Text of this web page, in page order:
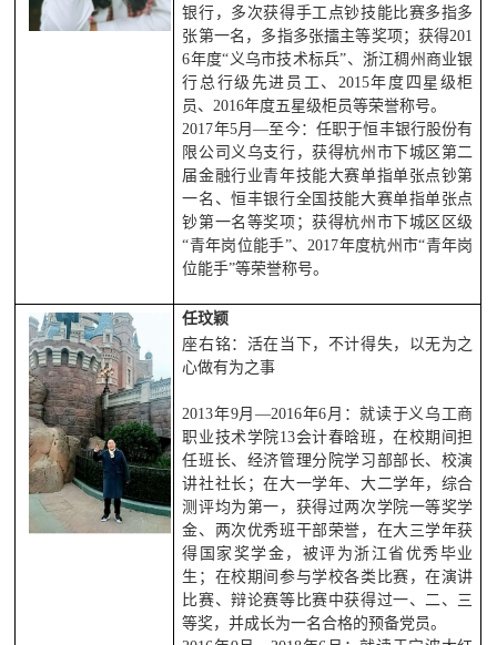
银行，多次获得手工点钞技能比赛多指多
张第一名，多指多张擂主等奖项；获得201
6年度“义乌市技术标兵”、浙江稠州商业银
行总行级先进员工、2015年度四星级柜
员、2016年度五星级柜员等荣誉称号。
2017年5月—至今：任职于恒丰银行股份有
限公司义乌支行，获得杭州市下城区第二
届金融行业青年技能大赛单指单张点钞第
一名、恒丰银行全国技能大赛单指单张点
钞第一名等奖项；获得杭州市下城区区级
“青年岗位能手”、2017年度杭州市“青年岗
位能手”等荣誉称号。
任玟颖
座右铭：活在当下，不计得失，以无为之
心做有为之事
2013年9月—2016年6月：就读于义乌工商
职业技术学院13会计春晗班，在校期间担
任班长、经济管理分院学习部部长、校演
讲社社长；在大一学年、大二学年，综合
测评均为第一，获得过两次学院一等奖学
金、两次优秀班干部荣誉，在大三学年获
得国家奖学金，被评为浙江省优秀毕业
生；在校期间参与学校各类比赛，在演讲
比赛、辩论赛等比赛中获得过一、二、三
等奖，并成长为一名合格的预备党员。